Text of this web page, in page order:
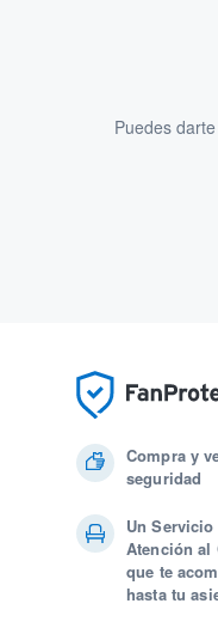
Puedes
Compra y
seguridad
Un Servicio
Atención al
que te
hasta tu